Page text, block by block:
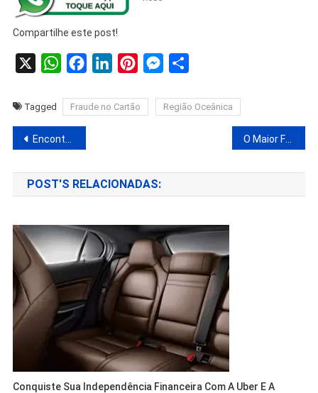
Compartilhe este post!
WhatsAppFacebookLinkedInPinterestMessenger
Tagged Fraude no Cartão Região Oceânica
Encontro de Carros Antigos no dia 24 de julho no Shopping Multicenter Itaipu.
POST'S RELACIONADAS:
Conquiste Sua Independência Financeira Com A Uber E A